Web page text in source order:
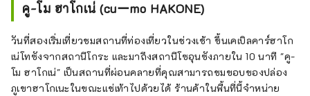
คู-โม ฮาโกเน่ (cuーmo HAKONE)
วันที่สองเริ่มเที่ยวชมสถานที่ท่องเที่ยวในช่วงเช้า ขึ้นเคเบิลคาร์ฮาโก
เน่โทซังจากสถานีโกระ และมาถึงสถานีโซอุนซังภายใน 10 นาที "คู-
โม ฮาโกเน่" เป็นสถานที่ผ่อนคลายที่คุณสามารถชมขอบของปล่อง
ภูเขาฮาโกเนะในขณะแช่เท้าไปด้วยได้ ร้านค้าในพื้นที่นี้จำหน่าย